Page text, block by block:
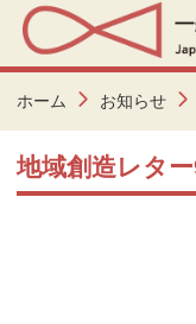
ホーム お知らせ
地域創造レタ